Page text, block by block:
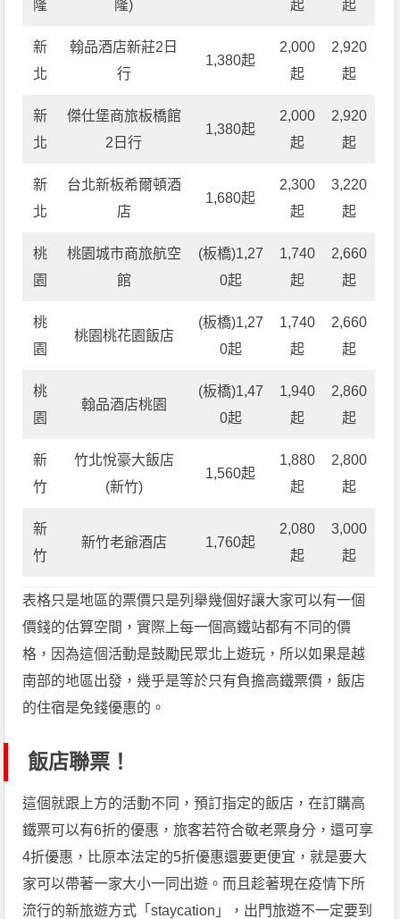
隆 隆) 起 起
新
北
翰品酒店新莊2日
行
1,380起
2,000
起
2,920
起
新
北
傑仕堡商旅板橋館
2日行
1,380起
2,000
起
2,920
起
新
北
台北新板希爾頓酒
店
1,680起
2,300
起
3,220
起
桃
園
桃園城市商旅航空
館
(板橋)1,27
0起
1,740
起
2,660
起
桃
園
桃園桃花園飯店
(板橋)1,27
0起
1,740
起
2,660
起
桃
園
翰品酒店桃園
(板橋)1,47
0起
1,940
起
2,860
起
新
竹
竹北悅豪大飯店
(新竹)
1,560起
1,880
起
2,800
起
新
竹
新竹老爺酒店 1,760起
2,080
起
3,000
起
表格只是地區的票價只是列舉幾個好讓大家可以有一個
價錢的估算空間，實際上每一個高鐵站都有不同的價
格，因為這個活動是鼓勵民眾北上遊玩，所以如果是越
南部的地區出發，幾乎是等於只有負擔高鐵票價，飯店
的住宿是免錢優惠的。
飯店聯票！
這個就跟上方的活動不同，預訂指定的飯店，在訂購高
鐵票可以有6折的優惠，旅客若符合敬老票身分，還可享
4折優惠，比原本法定的5折優惠還要更便宜，就是要大
家可以帶著一家大小一同出遊。而且趁著現在疫情下所
流行的新旅遊方式「staycation」，出門旅遊不一定要到